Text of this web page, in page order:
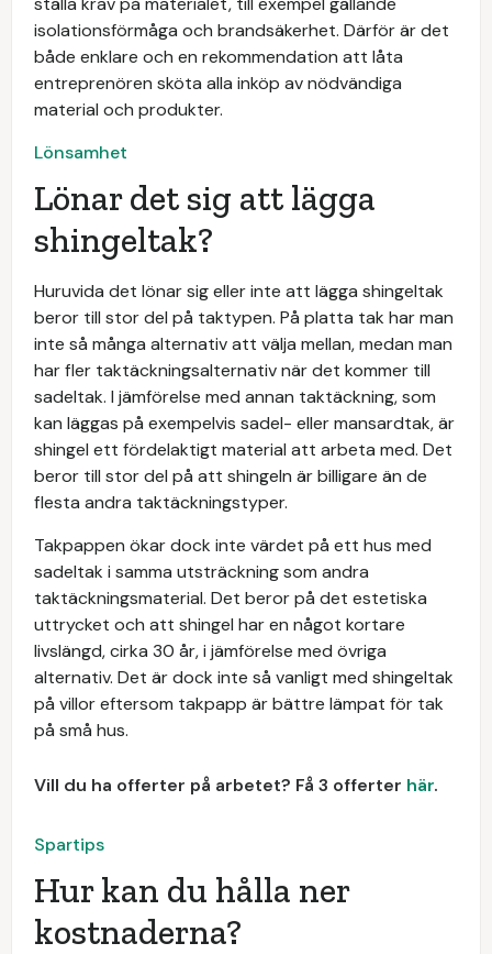
isolationsförmåga och brandsäkerhet. Därför är det
både enklare och en rekommendation att låta
entreprenören sköta alla inköp av nödvändiga
material och produkter.
Lönsamhet
Lönar det sig att lägga
shingeltak?
Huruvida det lönar sig eller inte att lägga shingeltak
beror till stor del på taktypen. På platta tak har man
inte så många alternativ att välja mellan, medan man
har fler taktäckningsalternativ när det kommer till
sadeltak. I jämförelse med annan taktäckning, som
kan läggas på exempelvis sadel- eller mansardtak, är
shingel ett fördelaktigt material att arbeta med. Det
beror till stor del på att shingeln är billigare än de
flesta andra taktäckningstyper.
Takpappen ökar dock inte värdet på ett hus med
sadeltak i samma utsträckning som andra
taktäckningsmaterial. Det beror på det estetiska
uttrycket och att shingel har en något kortare
livslängd, cirka 30 år, i jämförelse med övriga
alternativ. Det är dock inte så vanligt med shingeltak
på villor eftersom takpapp är bättre lämpat för tak
på små hus.
Vill du ha offerter på arbetet? Få 3 offerter här.
Spartips
Hur kan du hålla ner
kostnaderna?